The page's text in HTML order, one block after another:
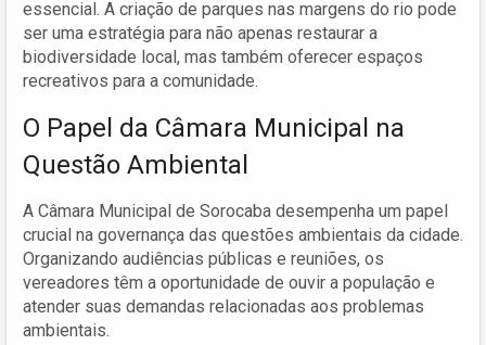
essencial. A criação de parques nas margens do rio pode
ser uma estratégia para não apenas restaurar a
biodiversidade local, mas também oferecer espaços
recreativos para a comunidade.
O Papel da Câmara Municipal na
Questão Ambiental
A Câmara Municipal de Sorocaba desempenha um papel
crucial na governança das questões ambientais da cidade.
Organizando audiências públicas e reuniões, os
vereadores têm a oportunidade de ouvir a população e
atender suas demandas relacionadas aos problemas
ambientais.